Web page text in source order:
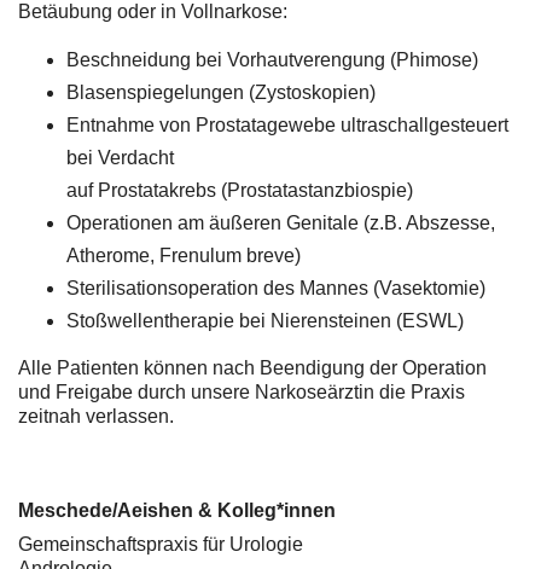
Betäubung oder in Vollnarkose:
Beschneidung bei Vorhautverengung (Phimose)
Blasenspiegelungen (Zystoskopien)
Entnahme von Prostatagewebe ultraschallgesteuert
bei Verdacht
auf Prostatakrebs (Prostatastanzbiospie)
Operationen am äußeren Genitale (z.B. Abszesse,
Atherome, Frenulum breve)
Sterilisationsoperation des Mannes (Vasektomie)
Stoßwellentherapie bei Nierensteinen (ESWL)
Alle Patienten können nach Beendigung der Operation
und Freigabe durch unsere Narkoseärztin die Praxis
zeitnah verlassen.
Meschede/Aeishen & Kolleg*innen
Gemeinschaftspraxis für Urologie